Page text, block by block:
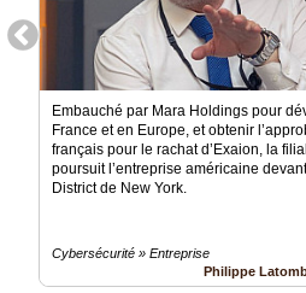
Embauché par Mara Holdings pour
France et en Europe, et obtenir
français pour le rachat d’Exaion, la
poursuit l’entreprise américaine
District de New York.
Cybersécurité » Entreprise
Philippe